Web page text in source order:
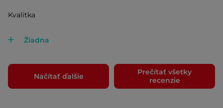
Kvalitka
Žiadna
Načítať ďalšie
Prečítať všetky
recenzie